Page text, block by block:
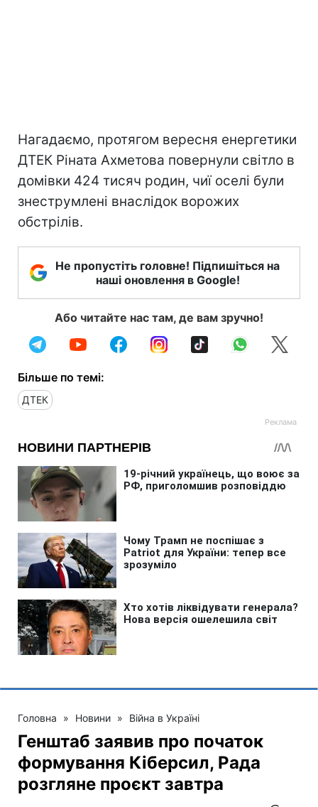
Нагадаємо, протягом вересня енергетики
ДТЕК Ріната Ахметова повернули світло в
домівки 424 тисяч родин, чиї оселі були
знеструмлені внаслідок ворожих
обстрілів.
Не пропустіть головне! Підпишіться на
наші оновлення в Google!
Або читайте нас там, де вам зручно!
Більше по темі:
ДТЕК
Головна » Новини » Війна в Україні
Генштаб заявив про початок
формування Кіберсил, Рада
розгляне проєкт завтра